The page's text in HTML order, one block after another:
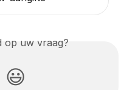
op uw vraag?
😃